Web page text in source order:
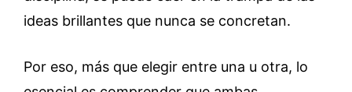
ideas brillantes que nunca se concretan.
Por eso, más que elegir entre una u otra, lo